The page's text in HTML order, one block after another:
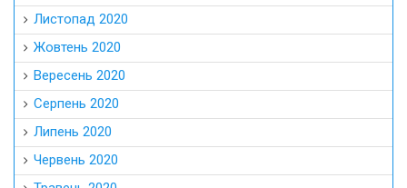
Листопад 2020
Жовтень 2020
Вересень 2020
Серпень 2020
Липень 2020
Червень 2020